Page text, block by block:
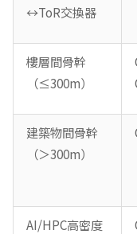
↔ToR交換器
樓層間骨幹
（≤300m）
建築物間骨幹
（＞300m）
AI/HPC高密度